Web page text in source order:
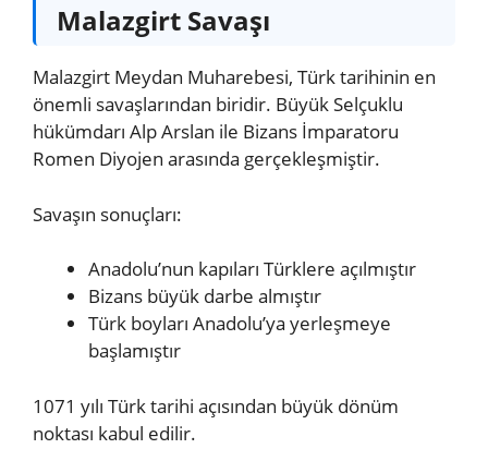
Malazgirt Savaşı
Malazgirt Meydan Muharebesi, Türk tarihinin en
önemli savaşlarından biridir. Büyük Selçuklu
hükümdarı Alp Arslan ile Bizans İmparatoru
Romen Diyojen arasında gerçekleşmiştir.
Savaşın sonuçları:
Anadolu’nun kapıları Türklere açılmıştır
Bizans büyük darbe almıştır
Türk boyları Anadolu’ya yerleşmeye
başlamıştır
1071 yılı Türk tarihi açısından büyük dönüm
noktası kabul edilir.